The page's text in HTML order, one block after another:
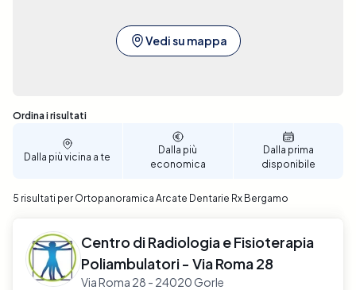
Vedi su mappa
Sono stati trovati 5 risultati
Ordina i risultati
Dalla più vicina a te
Dalla più
economica
Dalla prima
disponibile
5 risultati per Ortopanoramica Arcate Dentarie Rx Bergamo
Centro di Radiologia e Fisioterapia
Poliambulatori - Via Roma 28
Via Roma 28 - 24020 Gorle